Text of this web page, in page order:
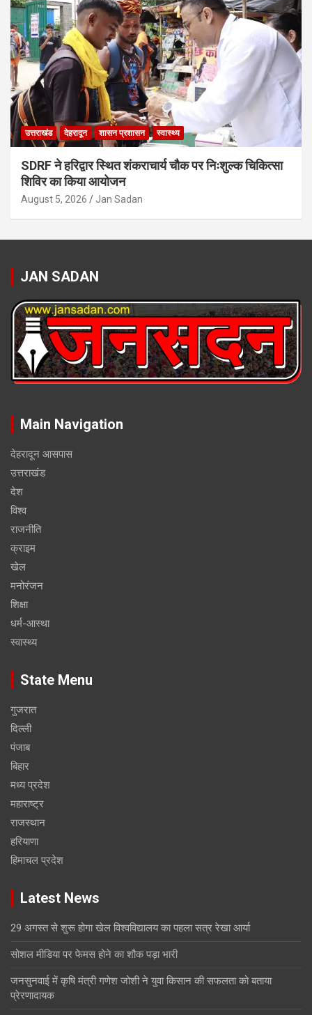
उत्तराखंड देहरादून शासन प्रशासन स्वास्थ्य
SDRF ने हरिद्वार स्थित शंकराचार्य चौक पर निःशुल्क चिकित्सा
शिविर का किया आयोजन
August 5, 2026 Jan Sadan
JAN SADAN
Main Navigation
देहरादून आसपास
उत्तराखंड
देश
विश्व
राजनीति
क्राइम
खेल
मनोरंजन
शिक्षा
धर्म-आस्था
स्वास्थ्य
State Menu
गुजरात
दिल्ली
पंजाब
बिहार
मध्य प्रदेश
महाराष्ट्र
राजस्थान
हरियाणा
हिमाचल प्रदेश
Latest News
29 अगस्त से शुरू होगा खेल विश्वविद्यालय का पहला सत्र रेखा आर्या
सोशल मीडिया पर फेमस होने का शौक पड़ा भारी
जनसुनवाई में कृषि मंत्री गणेश जोशी ने युवा किसान की सफलता को बताया
प्रेरणादायक